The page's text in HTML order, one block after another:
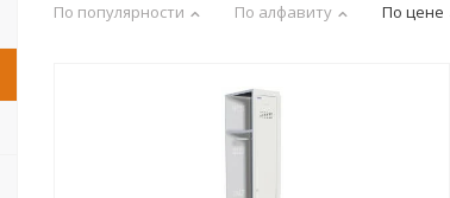
По популярности По алфавиту По цене